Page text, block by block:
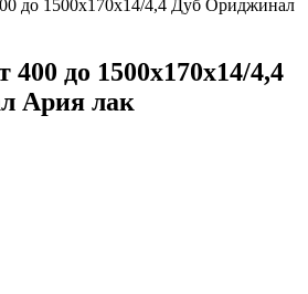
до 1500х170х14/4,4 Дуб Ориджинал
400 до 1500х170х14/4,4
Ария лак